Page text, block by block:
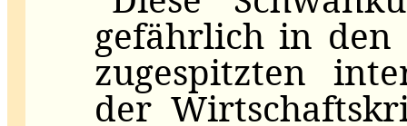
gefährlich in
zugespitzten
der